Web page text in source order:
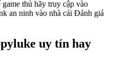
thủ hãy truy cập vào
an ninh vào nhà cái Đánh giá
uy tín hay